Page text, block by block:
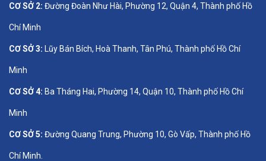
CƠ SỞ 2: Đường Đoàn Như Hài, Phường 12, Quận 4, Thành phố Hồ
Chí Minh
CƠ SỞ 3: Lũy Bán Bích, Hoà Thanh, Tân Phú, Thành phố Hồ Chí
Minh
CƠ SỞ 4: Ba Tháng Hai, Phường 14, Quận 10, Thành phố Hồ Chí
Minh
CƠ SỞ 5: Đường Quang Trung, Phường 10, Gò Vấp, Thành phố Hồ
Chí Minh.